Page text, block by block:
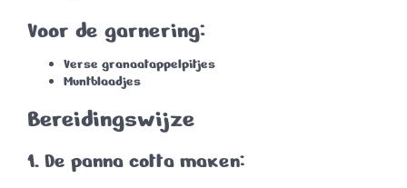
Voor de garnering:
Verse granaatappelpitjes
Muntblaadjes
Bereidingswijze
1. De panna cotta maken: